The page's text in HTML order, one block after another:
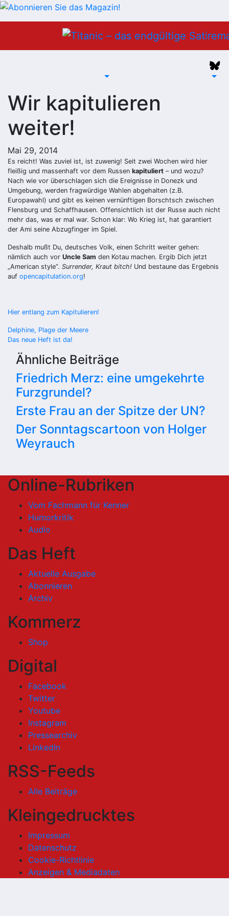
Wir kapitulieren
weiter!
Mai 29, 2014
Es reicht! Was zuviel ist, ist zuwenig! Seit zwei Wochen wird hier
fleißig und massenhaft vor dem Russen kapituliert – und wozu?
Nach wie vor überschlagen sich die Ereignisse in Donezk und
Umgebung, werden fragwürdige Wahlen abgehalten (z.B.
Europawahl) und gibt es keinen vernünftigen Borschtsch zwischen
Flensburg und Schaffhausen. Offensichtlich ist der Russe auch nicht
mehr das, was er mal war. Schon klar: Wo Krieg ist, hat garantiert
der Ami seine Abzugfinger im Spiel.
Deshalb mußt Du, deutsches Volk, einen Schritt weiter gehen:
nämlich auch vor Uncle Sam den Kotau machen. Ergib Dich jetzt
„American style“. Surrender, Kraut bitch! Und bestaune das Ergebnis
auf opencapitulation.org!
Hier entlang zum Kapitulieren!
Beitragsnavigation
Delphine, Plage der Meere
Das neue Heft ist da!
Ähnliche Beiträge
Friedrich Merz: eine umgekehrte
Furzgrundel?
Erste Frau an der Spitze der UN?
Der Sonntagscartoon von Holger
Weyrauch
Online-Rubriken
Vom Fachmann für Kenner
Humorkritik
Audio
Das Heft
Aktuelle Ausgabe
Abonnieren
Archiv
Kommerz
Shop
Digital
Facebook
Twitter
Youtube
Instagram
Pressearchiv
LinkedIn
RSS-Feeds
Alle Beiträge
Kleingedrucktes
Impressum
Datenschutz
Cookie-Richtlinie
Anzeigen & Mediadaten